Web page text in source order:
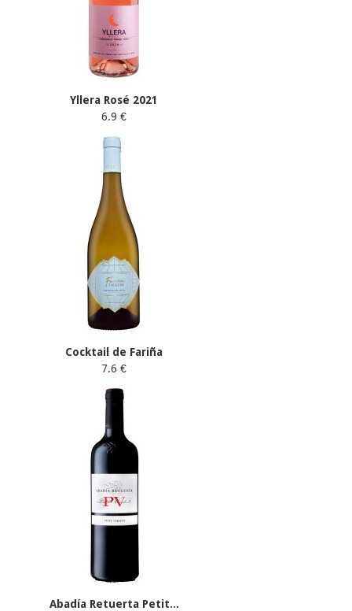
Yllera Rosé 2021
6.9 €
Cocktail de Fariña
7.6 €
Abadía Retuerta Petit...